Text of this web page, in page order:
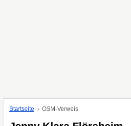
Startseite OSM-Verweis